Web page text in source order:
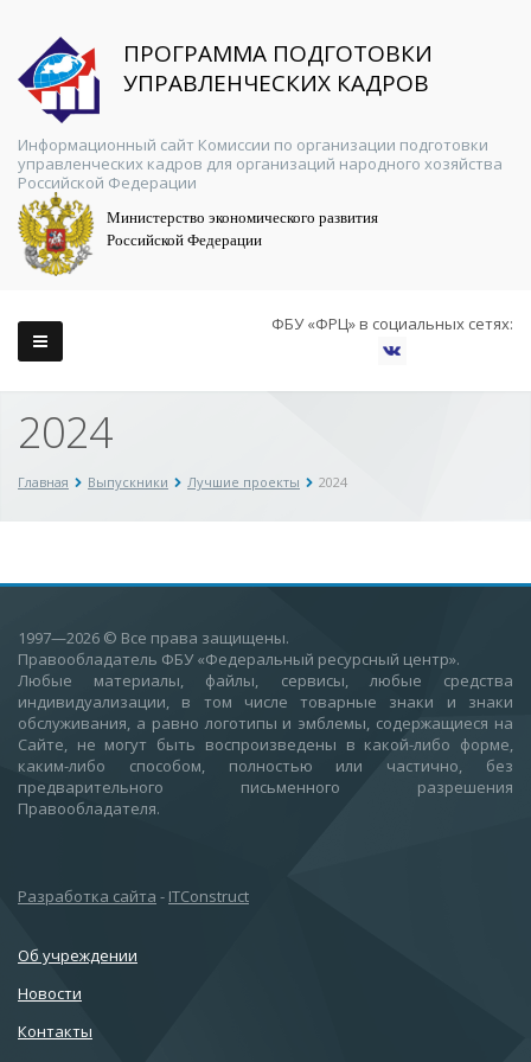
ПРОГРАММА ПОДГОТОВКИ
УПРАВЛЕНЧЕСКИХ КАДРОВ
Информационный сайт Комиссии по организации подготовки
управленческих кадров для организаций народного хозяйства
Российской Федерации
Министерство экономического развития
Российской Федерации
ФБУ «ФРЦ» в социальных сетях:
2024
Главная Выпускники Лучшие проекты 2024
1997—2026 © Все права защищены.
Правообладатель ФБУ «Федеральный ресурсный центр».
Любые материалы, файлы, сервисы, любые средства
индивидуализации, в том числе товарные знаки и знаки
обслуживания, а равно логотипы и эмблемы, содержащиеся на
Сайте, не могут быть воспроизведены в какой-либо форме,
каким-либо способом, полностью или частично, без
предварительного письменного разрешения
Правообладателя.
Разработка сайта - ITConstruct
Об учреждении
Новости
Контакты